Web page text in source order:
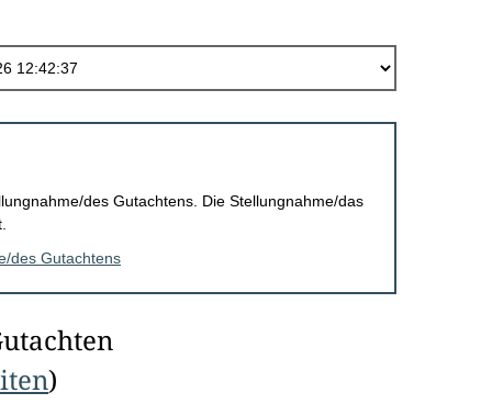
des Gutachtens. Die Stellungnahme/das
des Gutachtens
)